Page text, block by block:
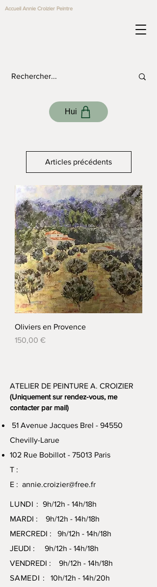
Accueil Annie Croizier Peintre
Hui
Articles précédents
Oliviers en Provence
Prix
150,00 €
ATELIER DE PEINTURE A. CROIZIER
(Uniquement sur rendez-vous, me
contacter par mail)
51 Avenue Jacques Brel - 94550
Chevilly-Larue
102 Rue Bobillot - 75013 Paris
T :
E : annie.croizier@free.fr
LUNDI : 9h/12h - 14h/18h
MARDI : 9h/12h - 14h/18h
MERCREDI : 9h/12h - 14h/18h
JEUDI : 9h/12h - 14h/18h
VENDREDI : 9h/12h - 14h/18h
SAMEDI : 10h/12h - 14h/20h